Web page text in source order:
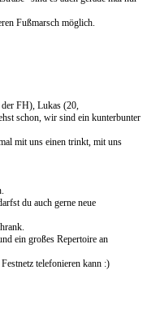
Fußmarsch möglich.
der FH), Lukas (20,
schon, wir sind ein kunterbunter
mit uns einen trinkt, mit uns
du auch gerne neue
ein großes Repertoire an
telefonieren kann :)